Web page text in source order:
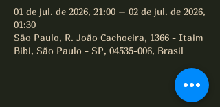
01 de jul. de 2026, 21:00 – 02 de jul. de 2026,
01:30
São Paulo, R. João Cachoeira, 1366 - Itaim
Bibi, São Paulo - SP, 04535-006, Brasil